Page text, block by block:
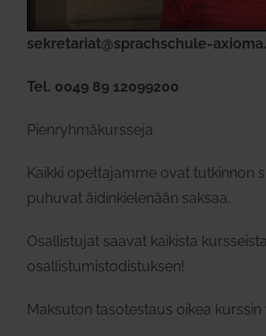
sekretariat@sprachschule-
Tel. 0049 89 12099200
Pienryhmäkursseja
Kaikki opettajamme ovat tutkinnon
puhuvat äidinkielenään saksaa.
Osallistujat saavat kaikista
osallistumistodistuksen!
Maksuton tasotestaus oikea kurssin